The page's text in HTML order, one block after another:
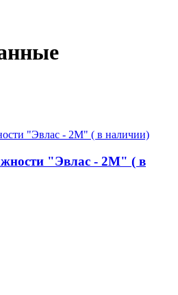
"Эвлас - 2М" ( в